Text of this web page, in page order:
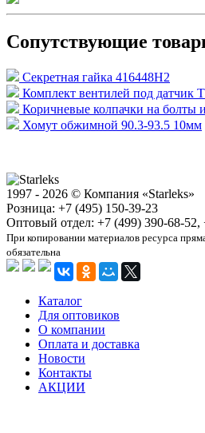
Сопутствующие
Секретная гайка 416448H2
Комплект вентилей под датчик
Коричневые колпачки на болты
Хомут обжимной 90.3-93.5 10мм
1997 - 2026 © Компания «Starleks»
Розница: +7 (495) 150-39-23
Оптовый отдел: +7 (499) 390-68-52,
При копировании материалов ресурса
обязательна
Каталог
Для оптовиков
О компании
Оплата и доставка
Новости
Контакты
АКЦИИ